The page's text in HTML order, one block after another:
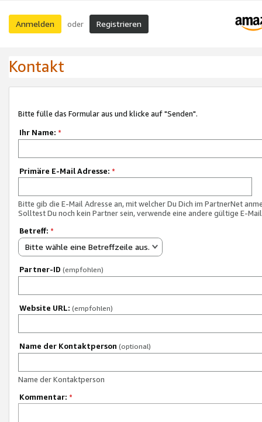
Anmelden oder Registrieren
Kontakt
Bitte fülle das Formular aus und klicke auf "Senden".
Ihr Name: *
Primäre E-Mail Adresse: *
Bitte gib die E-Mail Adresse an, mit welcher Du Dich im PartnerNet
Solltest Du noch kein Partner sein, verwende eine andere gültige E-
Betreff: *
Bitte wähle eine Betreffzeile aus.
Partner-ID (empfohlen)
Website URL: (empfohlen)
Name der Kontaktperson (optional)
Name der Kontaktperson
Kommentar: *